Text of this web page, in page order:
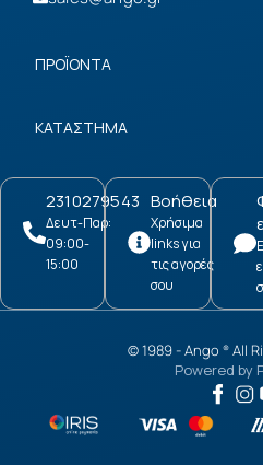
ΠΡΟΪΟΝΤΑ
ΚΑΤΑΣΤΗΜΑ
2310279543
Δευτ-Παρ:
09:00-
15:00
Βοήθεια
Χρήσιμα
links για
τις αγορές
σου
© 1989 -Ango® All
Powered by